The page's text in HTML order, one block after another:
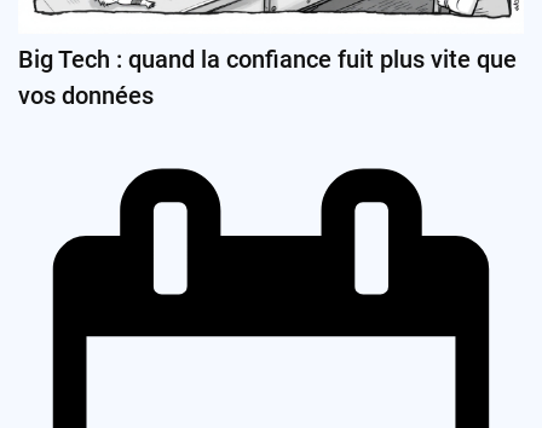
Big Tech : quand la confiance fuit plus vite que
vos données